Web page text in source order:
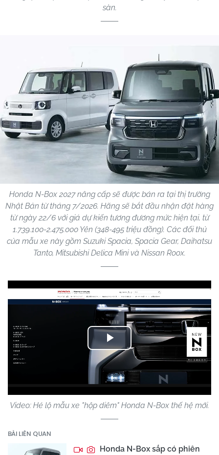
sàn.
Honda N-Box 2027 nâng cấp sẽ được bán ra tại thị trường
Nhật Bản từ tháng 7/2026. Hãng sẽ bắt đầu nhận đặt hàng
từ ngày 22/6 với giá dự kiến tương đương mức hiện tại, từ
1.739.100-2.475.000 Yên (348-495 triệu đồng). Các đối thủ
của mẫu xe này gồm Suzuki Spacia, Spacia Gear, Daihatsu
Tanto, Mitsubishi Delica Mini và Nissan Roox.
Play
Video
Video: Hé lộ mẫu xe "hộp diêm" Honda N-Box thế hệ mới.
BÀI LIÊN QUAN
Honda N-Box sắp có phiên